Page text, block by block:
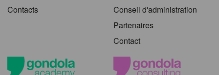
Contacts
Conseil d'administration
Partenaires
Contact